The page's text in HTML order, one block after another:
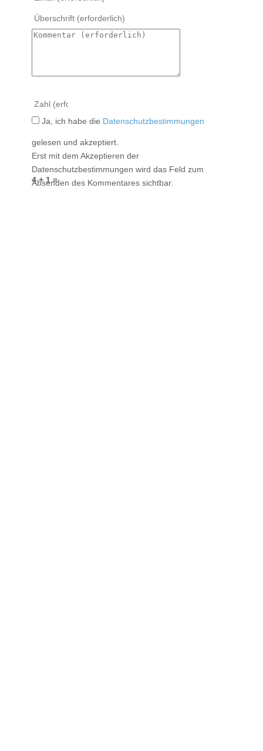
4 + 1 =
Ja, ich habe die Datenschutzbestimmungen
gelesen und akzeptiert.
Erst mit dem Akzeptieren der
Datenschutzbestimmungen wird das Feld zum
Absenden des Kommentares sichtbar.